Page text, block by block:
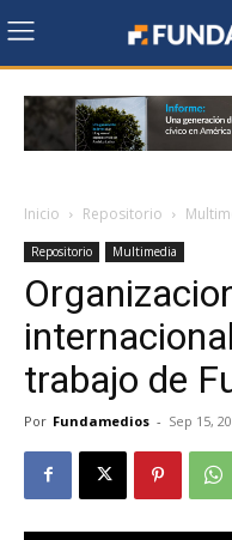
Inicio Repositorio
Repositorio Multimedia
trabajo de
Por Fundamedios - Sep 15,